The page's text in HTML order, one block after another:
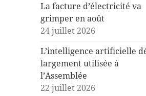
La facture d’électricité va
grimper en août
24 juillet 2026
L’intelligence artificielle
largement utilisée à
l’Assemblée
22 juillet 2026